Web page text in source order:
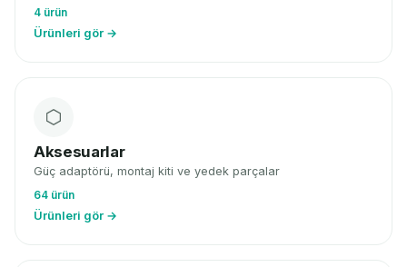
4 ürün
Ürünleri gör →
Aksesuarlar
Güç adaptörü, montaj kiti ve yedek parçalar
64 ürün
Ürünleri gör →